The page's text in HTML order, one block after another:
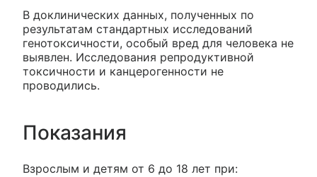
В доклинических данных, полученных по
результатам стандартных исследований
генотоксичности, особый вред для человека не
выявлен. Исследования репродуктивной
токсичности и канцерогенности не
проводились.
Показания
Взрослым и детям от 6 до 18 лет при: